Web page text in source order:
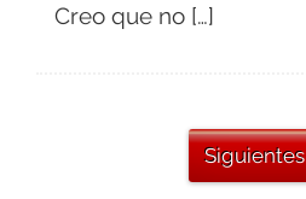
Creo que no […]
Siguientes